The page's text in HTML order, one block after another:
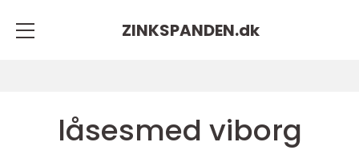
ZINKSPANDEN.dk
låsesmed viborg